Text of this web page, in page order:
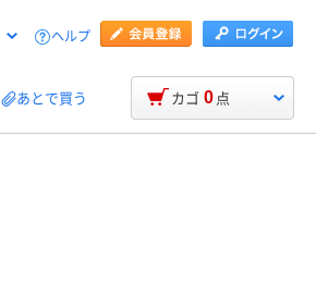
ヘルプ
あとで買う カゴ 0 点